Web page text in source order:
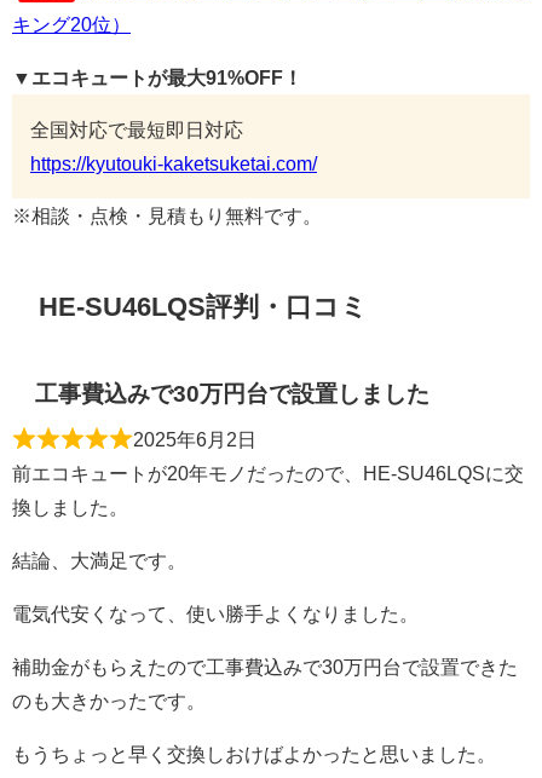
キング20位）
▼エコキュートが最大91%OFF！
全国対応で最短即日対応
https://kyutouki-kaketsuketai.com/
※相談・点検・見積もり無料です。
HE-SU46LQS評判・口コミ
工事費込みで30万円台で設置しました
2025年6月2日
前エコキュートが20年モノだったので、HE-SU46LQSに交
換しました。
結論、大満足です。
電気代安くなって、使い勝手よくなりました。
補助金がもらえたので工事費込みで30万円台で設置できた
のも大きかったです。
もうちょっと早く交換しおけばよかったと思いました。